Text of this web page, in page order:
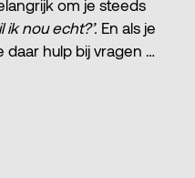
om je steeds
ik nou echt?’. En als je
hulp bij vragen …